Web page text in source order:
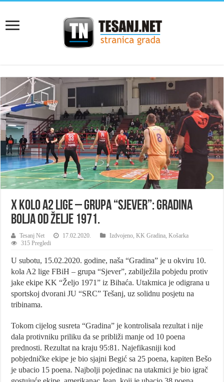
X kolo A2 Lige – grupa “Sjever”: Gradina
bolja od Želje 1971.
Tesanj Net 17.02.2020. Izdvojeno ,KK Gradina ,Košarka
315 Pregledi
U subotu, 15.02.2020. godine, naša “Gradina” je u okviru 10.
kola A2 lige FBiH – grupa “Sjever”, zabilježila pobjedu protiv
jake ekipe KK “Željo 1971” iz Bihaća. Utakmica je odigrana u
sportskoj dvorani JU “SRC” Tešanj, uz solidnu posjetu na
tribinama.
Tokom cijelog susreta “Gradina” je kontrolisala rezultat i nije
dala protivniku priliku da se približi manje od 10 poena
prednosti. Rezultat na kraju 95:81. Najefikasniji kod
pobjedničke ekipe je bio sjajni Begić sa 25 poena, kapiten Bešo
je ubacio 15 poena. Najbolji pojedinac na utakmici je bio igrač